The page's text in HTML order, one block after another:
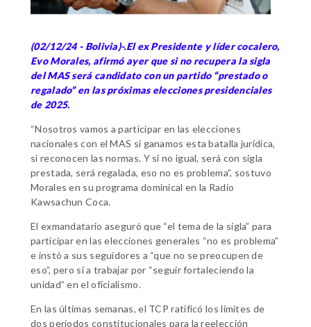
(02/12/24 - Bolivia)-.El ex Presidente y líder cocalero,
Evo Morales, afirmó ayer que si no recupera la sigla
del MAS será candidato con un partido “prestado o
regalado” en las próximas elecciones presidenciales
de 2025.
“Nosotros vamos a participar en las elecciones
nacionales con el MAS si ganamos esta batalla jurídica,
si reconocen las normas. Y si no igual, será con sigla
prestada, será regalada, eso no es problema”, sostuvo
Morales en su programa dominical en la Radio
Kawsachun Coca.
El exmandatario aseguró que “el tema de la sigla” para
participar en las elecciones generales “no es problema”
e instó a sus seguidores a “que no se preocupen de
eso”, pero sí a trabajar por “seguir fortaleciendo la
unidad” en el oficialismo.
En las últimas semanas, el TCP ratificó los límites de
dos periodos constitucionales para la reelección